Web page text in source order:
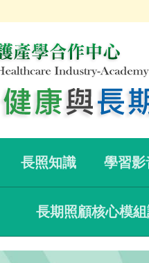
長照知識 學習影
長期照顧核心模